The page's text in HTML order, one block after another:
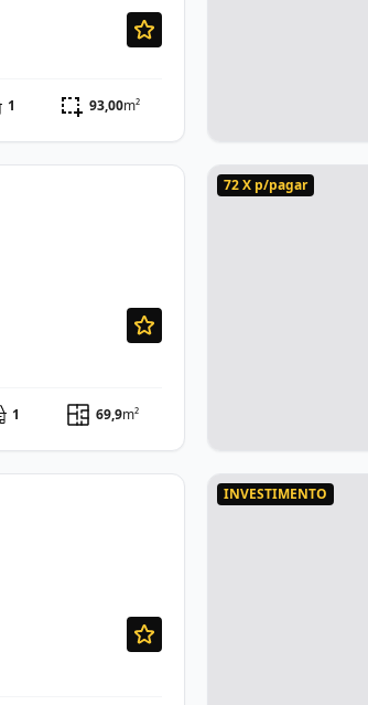
1 93,00m²
1 69,9m²
72 X p/pagar
INVESTIMENTO